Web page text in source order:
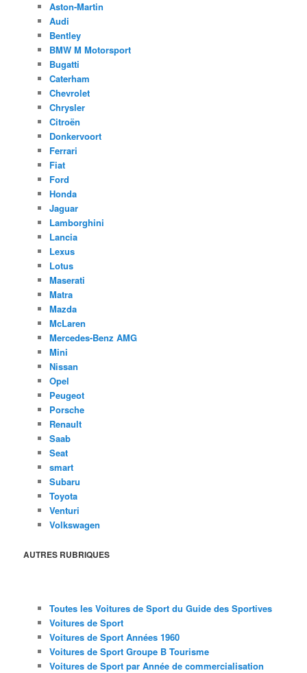
Aston-Martin
Audi
Bentley
BMW M Motorsport
Bugatti
Caterham
Chevrolet
Chrysler
Citroën
Donkervoort
Ferrari
Fiat
Ford
Honda
Jaguar
Lamborghini
Lancia
Lexus
Lotus
Maserati
Matra
Mazda
McLaren
Mercedes-Benz AMG
Mini
Nissan
Opel
Peugeot
Porsche
Renault
Saab
Seat
smart
Subaru
Toyota
Venturi
Volkswagen
AUTRES RUBRIQUES
Toutes les Voitures de Sport du Guide des Sportives
Voitures de Sport
Voitures de Sport Années 1960
Voitures de Sport Groupe B Tourisme
Voitures de Sport par Année de commercialisation